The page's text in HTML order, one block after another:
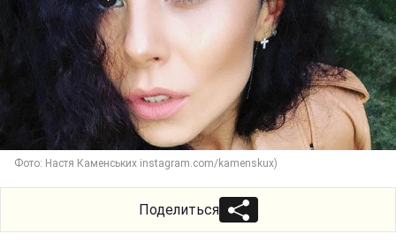
Фото: Настя Каменських instagram.com/kamenskux)
Поделиться